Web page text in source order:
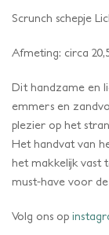
Scrunch schepje
Afmeting: circa
Dit handzame en
emmers en
plezier op het
Het handvat van
het makkelijk vast
must-have voor
Volg ons op